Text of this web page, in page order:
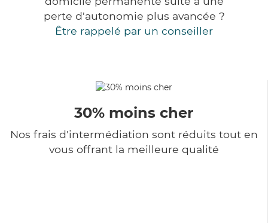
perte d'autonomie plus avancée ?
Être rappelé par un conseiller
30% moins cher
Nos frais d'intermédiation sont réduits tout en
vous offrant la meilleure qualité